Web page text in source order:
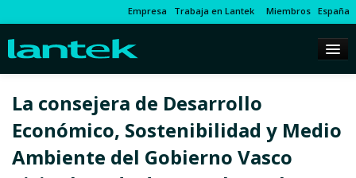
Empresa Trabaja en Lantek Miembros España
La consejera de Desarrollo
Económico, Sostenibilidad y Medio
Ambiente del Gobierno Vasco